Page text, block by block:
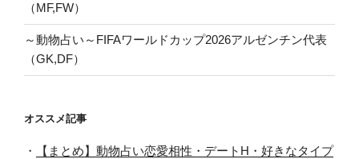
（MF,FW）
～動物占い～FIFAワールドカップ2026アルゼンチン代表
（GK,DF）
オススメ記事
・
【まとめ】動物占い恋愛相性・デートH・好きなタイプ